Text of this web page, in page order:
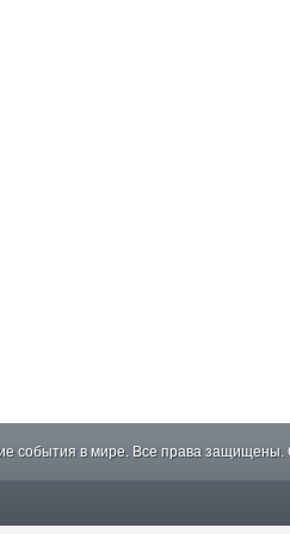
события в мире. Все права защищены.